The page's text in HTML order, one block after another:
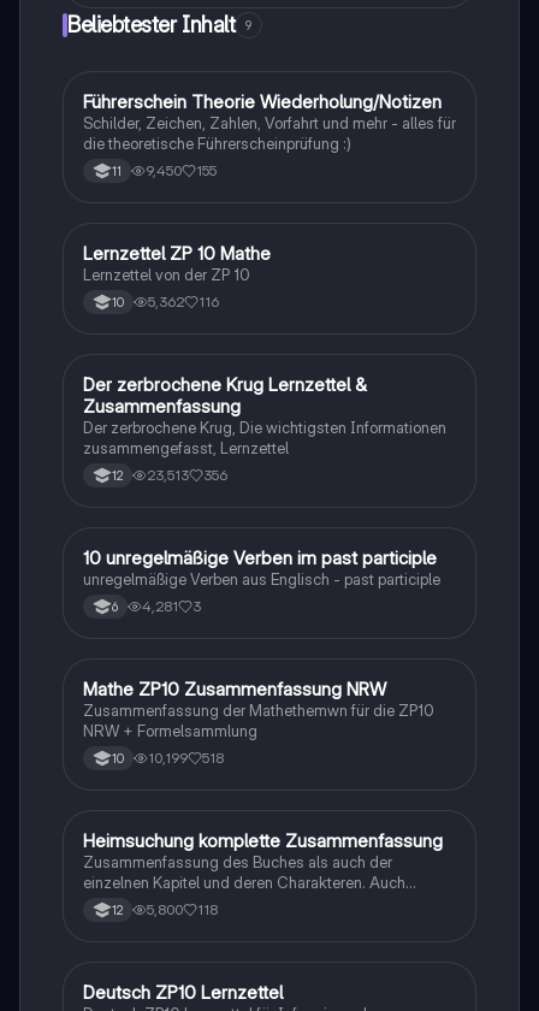
die verschiedenen Selektionsarten und die
im Grundkurs.
Beliebtester Inhalt 9
Lerntipps
Führerschein Theorie Wiederholung/Notizen
Schilder, Zeichen, Zahlen, Vorfahrt und mehr - alles für
die theoretische Führerscheinprüfung :)
11 9,450 155
Mathe
Lernzettel ZP 10 Mathe
Lernzettel von der ZP 10
10 5,362 116
Deutsch
Der zerbrochene Krug Lernzettel &
Zusammenfassung
Der zerbrochene Krug, Die wichtigsten Informationen
zusammengefasst, Lernzettel
12 23,513 356
1 Englisch
10 unregelmäßige Verben im past participle
unregelmäßige Verben aus Englisch - past participle
6 4,281 3
Mathe
Mathe ZP10 Zusammenfassung NRW
Zusammenfassung der Mathethemwn für die ZP10
NRW + Formelsammlung
10 10,199 518
Deutsch
Heimsuchung komplette Zusammenfassung
Zusammenfassung des Buches als auch der
einzelnen Kapitel und deren Charakteren. Auch
tabellarisch. Im Unterricht ohne KI erstellt
12 5,800 118
Deutsch
Deutsch ZP10 Lernzettel